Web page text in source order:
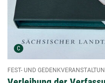
C
FEST- UND